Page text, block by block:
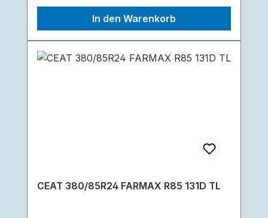
In den Warenkorb
CEAT 380/85R24 FARMAX R85 131D TL